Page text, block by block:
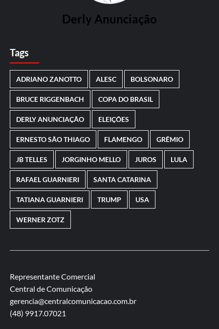
Derly Anunciação
Tags
ADRIANO ZANOTTO ALESC BOLSONARO
BRUCE RIGGENBACH COPA DO BRASIL
DERLY ANUNCIAÇÃO ELEIÇÕES
ERNESTO SÃO THIAGO FLAMENGO GRÊMIO
JB TELLES JORGINHO MELLO JUROS LULA
RAFAEL GUARNIERI SANTA CATARINA
TATIANA GUARNIERI TRUMP USA
WERNER ZOTZ
Representante Comercial
Central de Comunicação
gerencia@centralcomunicacao.com.br
(48) 9917.07021